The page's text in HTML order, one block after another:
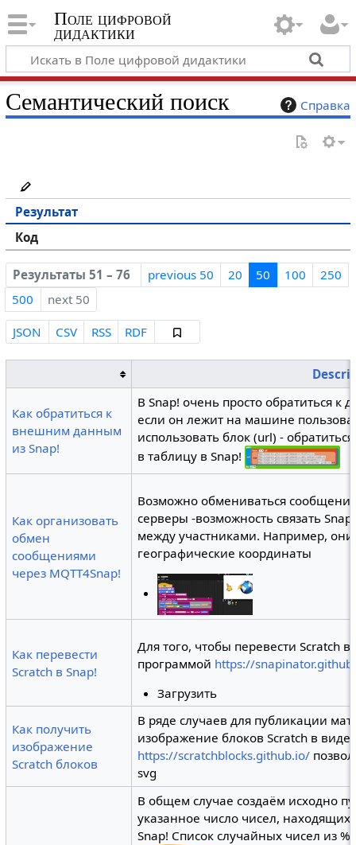
Поле цифровой
дидактики
Справка
Семантический поиск
Результат
Код
Результаты 51 – 76 previous 50 20 50 100
250
500
next 50
JSON CSV RSS RDF
Как обратиться к
внешним данным
из Snap!
В Snap! очень просто обратиться к
если он лежит на машине
использовать блок (url) -
в таблицу в Snap!
Как организовать
обмен
сообщениями
через MQTT4Snap!
Возможно обмениваться
серверы -возможность связать
между участниками. Например, они
географические координаты
Как перевести
Scratch в Snap!
Для того, чтобы перевести Scratch
программой https://
Загрузить
Как получить
изображение
Scratch блоков
В ряде случаев для публикации
изображение блоков Scratch в
https://scratchblocks.github.io/
svg
В общем случае создаём исходно
указанное число чисел,
Snap! Список случайных чисел из